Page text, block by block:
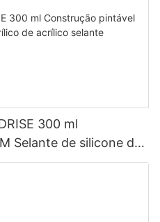
300 ml
Selante de silicone de